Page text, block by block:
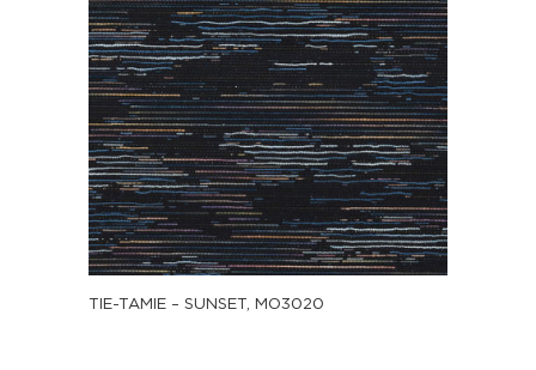
TIE-TAMIE – SUNSET, MO3020